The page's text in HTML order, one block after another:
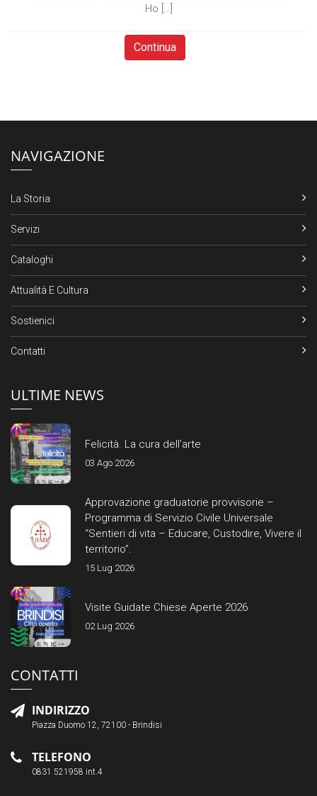
Ho […]
Continua
NAVIGAZIONE
La Storia
Servizi
Cataloghi
Attualità E Cultura
Sostienici
Contatti
ULTIME NEWS
Felicità. La cura dell’arte
03 Ago 2026
Approvazione graduatorie provvisorie –
Programma di Servizio Civile Universale
“Sentieri di vita – Educare, Custodire, Vivere il
territorio”.
15 Lug 2026
Visite Guidate Chiese Aperte 2026
02 Lug 2026
CONTATTI
INDIRIZZO
Piazza Duomo 12, 72100 - Brindisi
TELEFONO
0831 521958 int.4